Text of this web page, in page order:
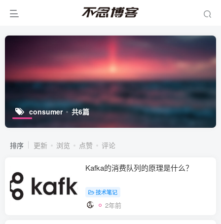
consumer 共6篇
排序 更新 浏览 点赞 评论
Kafka的消费队列的原理是什么？
技术笔记
2年前